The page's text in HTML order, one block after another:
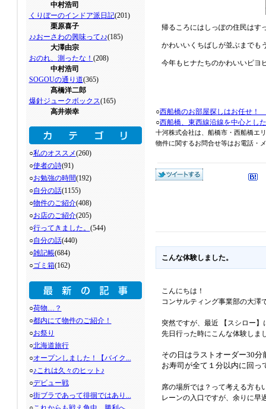
中村浩司
くりぼーのインドア派日記(201)
栗原喜子
♪♪おーさわの興味って♪♪(185)
大澤由宗
おのれ、測ったな！ (208)
中村浩司
SOGOUの通り道(365)
髙橋洋二郎
爆針ジュークボックス(165)
高井崇幸
○私のオススメ(260)
○使者の詩(91)
○お勉強の時間(192)
○自分の話(1155)
○物件のご紹介(408)
○お店のご紹介(205)
○行ってきました。 (544)
○自分の話(440)
○雑記帳(684)
○ゴミ箱(162)
○荷物…？
○都内にて物件のご紹介！
○お祭り
○北海道旅行
○オープンしました！【バイク...
○♪これは久々のヒット♪
○デビュー戦
○街ブラであって徘徊ではあり...
帰るころにはしっぽの住民はす
かわいいくちばしが並ぶまでも
今年もヒナたちのかわいいピヨ
○西船橋のお部屋探しはお任せ！
○西船橋、東西線沿線を中心とし
十河株式会社は、船橋市・西船橋エ
物件に関するお問合せ等はお電話・
こんな体験しました。
こんにちは！
コンサルティング事業部の大澤
突然ですが、最近 【スシロー
先日行った時にこんな体験しま
その日はラストオーダー30
お寿司が全て１分以内に回っ
席の場所では？って考える方も
レーンの入口ですが、余りに早